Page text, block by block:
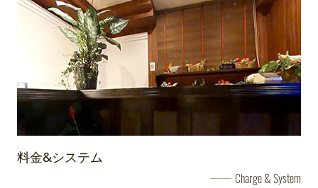
2020/12/02
クリスマス限定イベントのご案内
12/24・12/25までスパークリングワインプレゼント！
詳しくはこちら
2020/12/01
年末年始休日料金のご案内
12/19～1/5まで休日料金期間となり、土曜日料金とさせて頂きま
料金&システム
Charge & System